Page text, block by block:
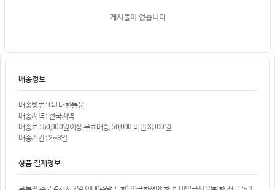
게시물이 없습니다
배송정보
배송방법 : CJ 대한통운
배송지역 : 전국지역
배송료 : 50,000원이상 무료배송, 50,000 미만 3,000원
배송기간 : 2~3일
상품 결제정보